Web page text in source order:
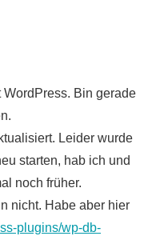
Bin gerade
Leider wurde
starten, hab ich und
noch früher.
nicht. Habe aber hier
plugins/wp-db-